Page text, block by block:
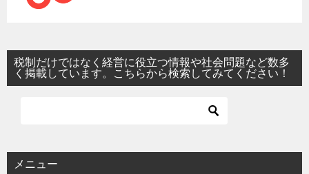
税制だけではなく経営に役立つ情報や社会問題など数多
く掲載しています。こちらから検索してみてください！
メニュー